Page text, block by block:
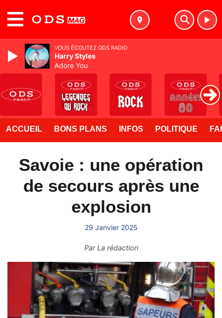
ACCUEIL BONS PLANS INFOS POLITIQUE
Savoie : une opération
de secours après une
explosion
29 Janvier 2025
ParLa rédaction
VOUS ÉCOUTEZ ODS RADIO
Harry Styles
Adore You